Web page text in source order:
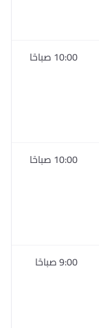
10:00 صباحًا
10:00 صباحًا
9:00 صباحًا